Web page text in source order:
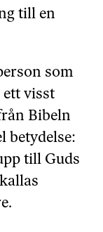
till en
som
visst
Bibeln
betydelse:
till Guds